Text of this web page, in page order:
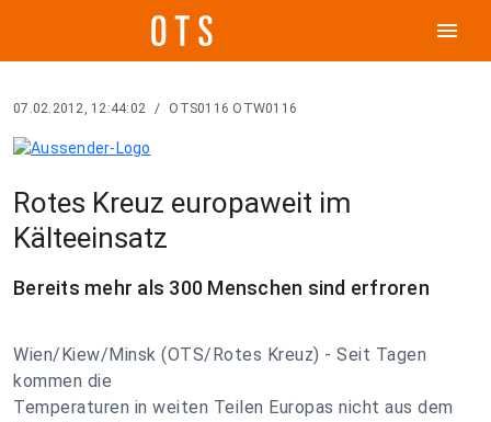
menu
07.02.2012, 12:44:02 / OTS0116 OTW0116
Rotes Kreuz europaweit im
Kälteeinsatz
Bereits mehr als 300 Menschen sind erfroren
Wien/Kiew/Minsk (OTS/Rotes Kreuz) - Seit Tagen
kommen die
Temperaturen in weiten Teilen Europas nicht aus dem